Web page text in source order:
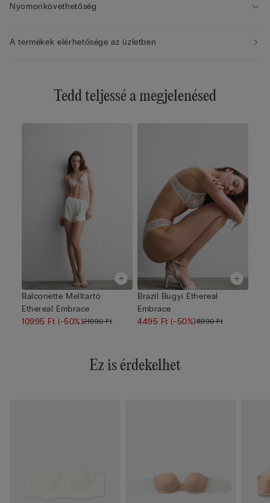
Nyomonkövethetőség
A termékek elérhetősége az üzletben
Tedd teljessé a megjelenésed
Balconette Melltartó
Ethereal Embrace
10995 Ft(-50%)21990 Ft
Brazil Bugyi Ethereal
Embrace
4495 Ft(-50%)8990 Ft
Ez is érdekelhet